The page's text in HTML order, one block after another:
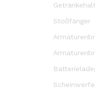
Stoßfänger